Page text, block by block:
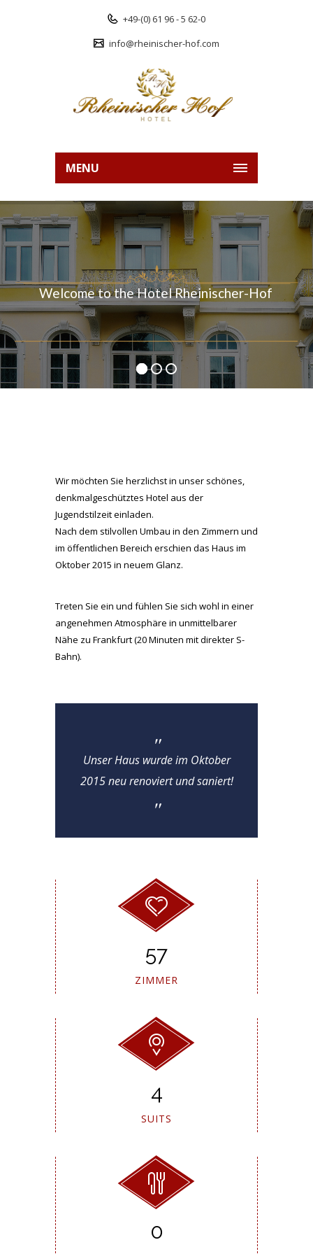
+49-(0) 61 96 - 5 62-0
info@rheinischer-hof.com
MENU
Welcome to the Hotel Rheinischer-Hof
Wir möchten Sie herzlichst in unser schönes,
denkmalgeschütztes Hotel aus der
Jugendstilzeit einladen.
Nach dem stilvollen Umbau in den Zimmern und
im öffentlichen Bereich erschien das Haus im
Oktober 2015 in neuem Glanz.
Treten Sie ein und fühlen Sie sich wohl in einer
angenehmen Atmosphäre in unmittelbarer
Nähe zu Frankfurt (20 Minuten mit direkter S-
Bahn).
Unser Haus wurde im Oktober
2015 neu renoviert und saniert!
57
ZIMMER
4
SUITS
1